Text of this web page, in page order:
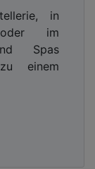
in
oder im
Spas
einem